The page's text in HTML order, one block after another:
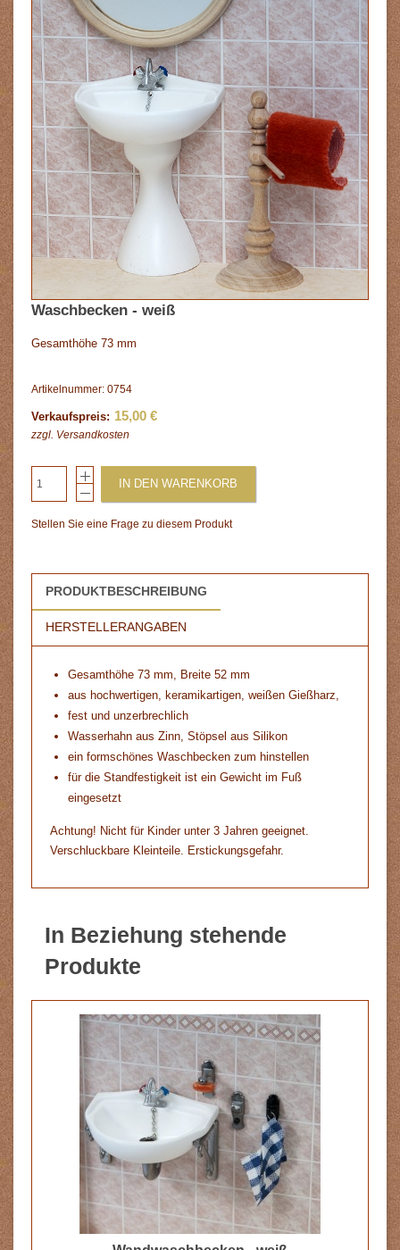
Waschbecken - weiß
Gesamthöhe 73 mm
Artikelnummer: 0754
Verkaufspreis: 15,00 €
zzgl. Versandkosten
IN DEN WARENKORB
Stellen Sie eine Frage zu diesem Produkt
PRODUKTBESCHREIBUNG
HERSTELLERANGABEN
Gesamthöhe 73 mm, Breite 52 mm
aus hochwertigen, keramikartigen, weißen Gießharz,
fest und unzerbrechlich
Wasserhahn aus Zinn, Stöpsel aus Silikon
ein formschönes Waschbecken zum hinstellen
für die Standfestigkeit ist ein Gewicht im Fuß
eingesetzt
Achtung! Nicht für Kinder unter 3 Jahren geeignet.
Verschluckbare Kleinteile. Erstickungsgefahr.
In Beziehung stehende
Produkte